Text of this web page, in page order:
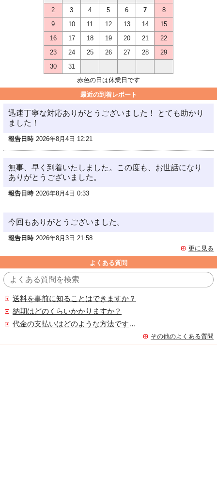
2
3 4 5 6 7
8
9
10 11 12 13 14
15
16
17 18 19 20 21
22
23
24 25 26 27 28
29
30
31
赤色の日は休業日です
最近の到着レポート
迅速丁寧な対応ありがとうございました！ とても助かり
ました！
報告日時 2026年8月4日 12:21
無事、早く到着いたしました。この度も、お世話になり
ありがとうございました。
報告日時 2026年8月4日 0:33
今回もありがとうございました。
報告日時 2026年8月3日 21:58
更に見る
よくある質問
送料を事前に知ることはできますか？
納期はどのくらいかかりますか？
代金の支払いはどのような方法ですか？
その他のよくある質問